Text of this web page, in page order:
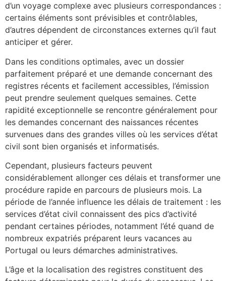
d’un voyage complexe avec plusieurs correspondances :
certains éléments sont prévisibles et contrôlables,
d’autres dépendent de circonstances externes qu’il faut
anticiper et gérer.
Dans les conditions optimales, avec un dossier
parfaitement préparé et une demande concernant des
registres récents et facilement accessibles, l’émission
peut prendre seulement quelques semaines. Cette
rapidité exceptionnelle se rencontre généralement pour
les demandes concernant des naissances récentes
survenues dans des grandes villes où les services d’état
civil sont bien organisés et informatisés.
Cependant, plusieurs facteurs peuvent
considérablement allonger ces délais et transformer une
procédure rapide en parcours de plusieurs mois. La
période de l’année influence les délais de traitement : les
services d’état civil connaissent des pics d’activité
pendant certaines périodes, notamment l’été quand de
nombreux expatriés préparent leurs vacances au
Portugal ou leurs démarches administratives.
L’âge et la localisation des registres constituent des